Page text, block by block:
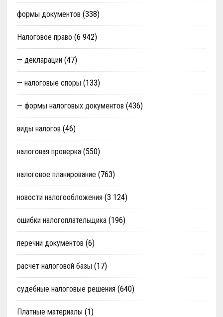
формы документов (338)
Налоговое право (6 942)
— декларации (47)
— налоговые споры (133)
— формы налоговых документов (436)
виды налогов (46)
налоговая проверка(550)
налоговое планирование (763)
новости налогообложения (3 124)
ошибки налогоплательщика(196)
перечни документов (6)
расчет налоговой базы (17)
судебные налоговые решения (640)
Платные материалы (1)